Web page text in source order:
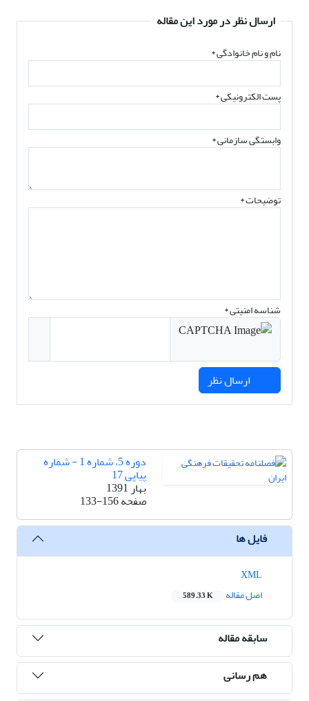
ارسال نظر در مورد این مقاله
نام و نام خانوادگی*
پست الکترونیکی*
وابستگی سازمانی *
توضیحات *
شناسه امنیتی *
دوره 5، شماره 1 - شماره
پیاپی 17
بهار 1391
صفحه133-156
فایل ها
اصل مقاله
589.33 K
سابقه مقاله
هم رسانی